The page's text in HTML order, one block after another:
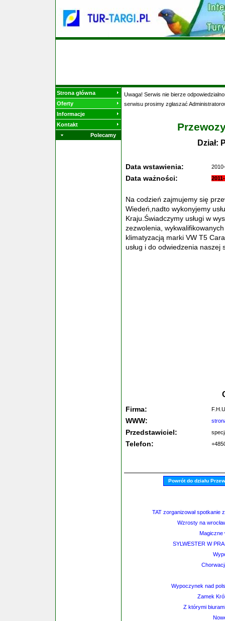
Strona główna
Oferty
Informacje
Kontakt
Polecamy
Uwaga! Serwis nie bierze
serwisu prosimy zgłaszać
Dział:
Data wstawienia:
Data ważności:
Na codzień zajmujemy się
Wiedeń,nadto wykonyjemy
Kraju.Świadczymy usługi w
zezwolenia,
klimatyzacją marki VW T5
usług i do odwiedzenia naszej
Firma:
WWW:
Przedstawiciel:
Telefon:
Powrót do działu
TAT zorganizował
Wzrosty na
Magiczne
SYLWESTER W
Wypoczynek nad
Zamek
Z którymi